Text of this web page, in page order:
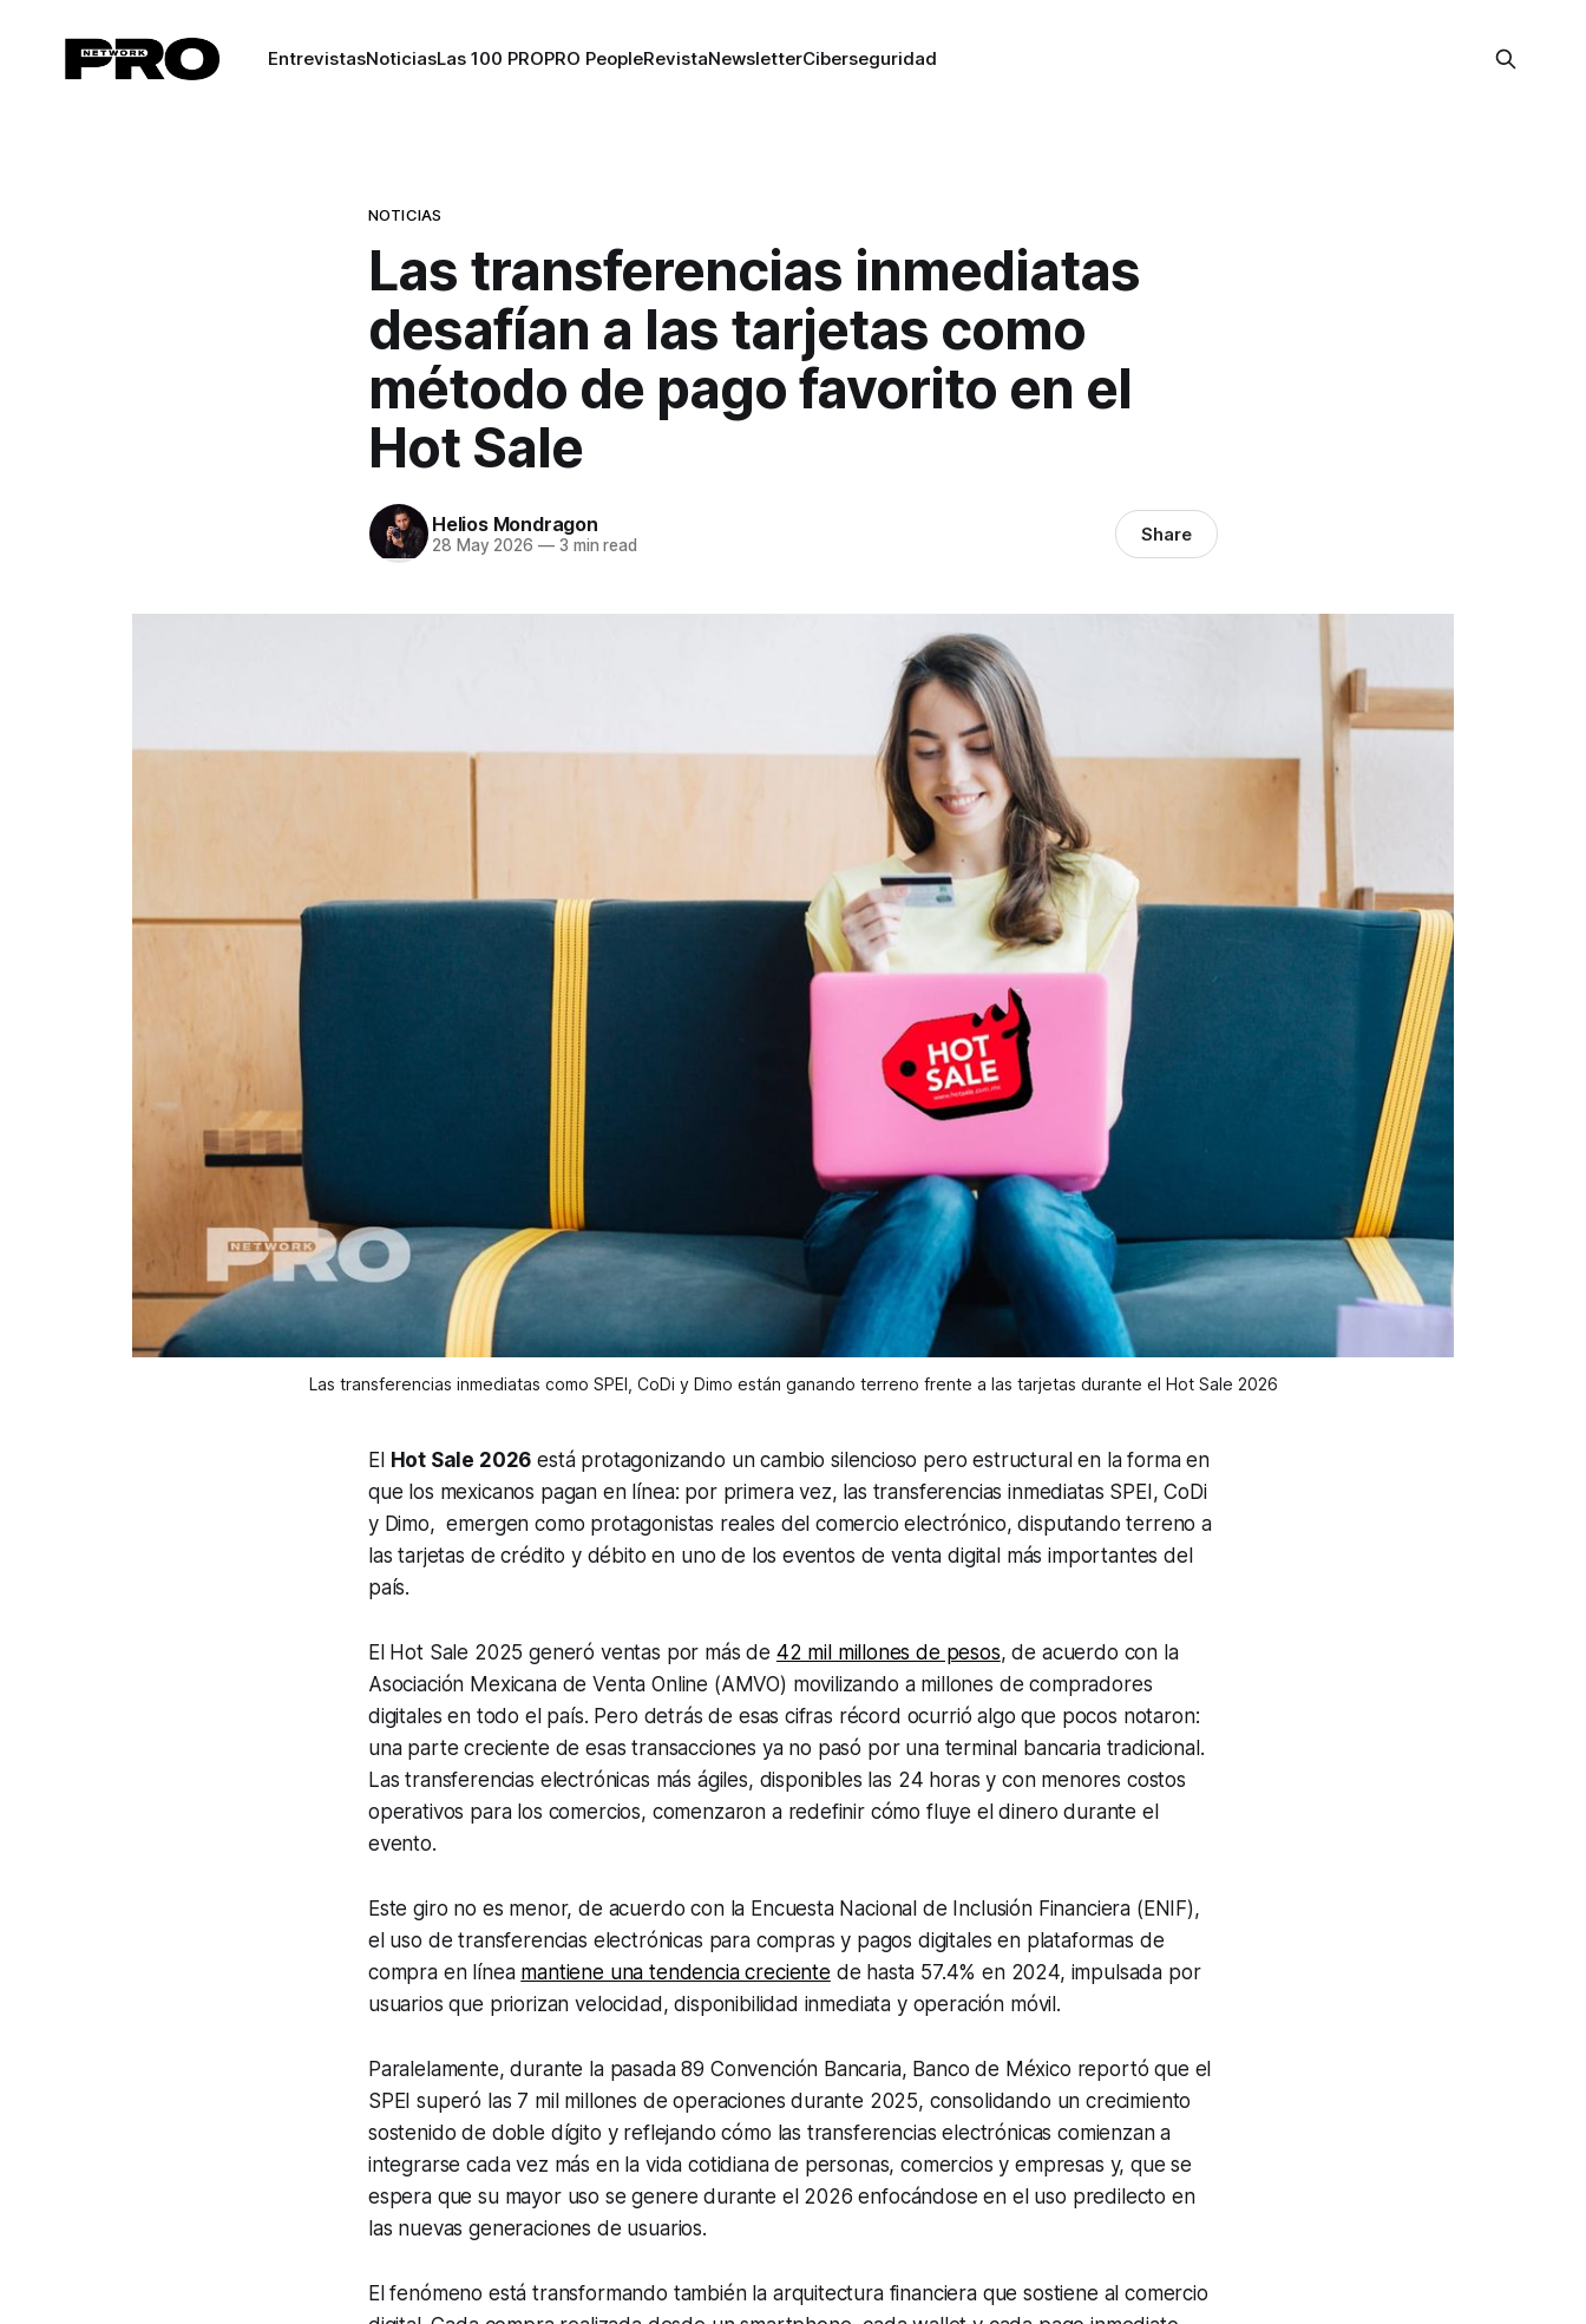
EntrevistasNoticiasLas 100 PROPRO PeopleRevistaNewsletterCiberseguridad
NOTICIAS
Las transferencias inmediatas
desafían a las tarjetas como
método de pago favorito en el
Hot Sale
Helios Mondragon
28 May 2026 —3 min read Share
Las transferencias inmediatas como SPEI, CoDi y Dimo están ganando terreno frente a las tarjetas durante el Hot Sale 2026
El Hot Sale 2026 está protagonizando un cambio silencioso pero estructural en la forma en
que los mexicanos pagan en línea: por primera vez, las transferencias inmediatas SPEI, CoDi
y Dimo, emergen como protagonistas reales del comercio electrónico, disputando terreno a
las tarjetas de crédito y débito en uno de los eventos de venta digital más importantes del
país.
El Hot Sale 2025 generó ventas por más de 42 mil millones de pesos, de acuerdo con la
Asociación Mexicana de Venta Online (AMVO) movilizando a millones de compradores
digitales en todo el país. Pero detrás de esas cifras récord ocurrió algo que pocos notaron:
una parte creciente de esas transacciones ya no pasó por una terminal bancaria tradicional.
Las transferencias electrónicas más ágiles, disponibles las 24 horas y con menores costos
operativos para los comercios, comenzaron a redefinir cómo fluye el dinero durante el
evento.
Este giro no es menor, de acuerdo con la Encuesta Nacional de Inclusión Financiera (ENIF),
el uso de transferencias electrónicas para compras y pagos digitales en plataformas de
compra en línea mantiene una tendencia creciente de hasta 57.4% en 2024, impulsada por
usuarios que priorizan velocidad, disponibilidad inmediata y operación móvil.
Paralelamente, durante la pasada 89 Convención Bancaria, Banco de México reportó que el
SPEI superó las 7 mil millones de operaciones durante 2025, consolidando un crecimiento
sostenido de doble dígito y reflejando cómo las transferencias electrónicas comienzan a
integrarse cada vez más en la vida cotidiana de personas, comercios y empresas y, que se
espera que su mayor uso se genere durante el 2026 enfocándose en el uso predilecto en
las nuevas generaciones de usuarios.
El fenómeno está transformando también la arquitectura financiera que sostiene al comercio